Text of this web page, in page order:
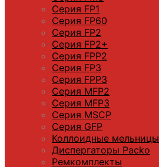
Серия FP1
Серия FP60
Серия FP2
Серия FP2+
Серия FPP2
Серия FP3
Серия FPP3
Серия МFP2
Серия МFP3
Серия MSCP
Серия GFP
Коллоидные мельницы
Диспергаторы Packo
Ремкомплекты